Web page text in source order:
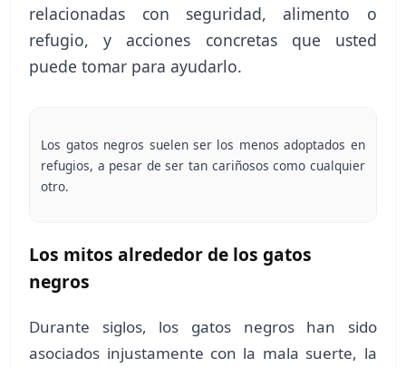
relacionadas con seguridad, alimento o
refugio, y acciones concretas que usted
puede tomar para ayudarlo.
Los gatos negros suelen ser los menos adoptados en
refugios, a pesar de ser tan cariñosos como cualquier
otro.
Los mitos alrededor de los gatos
negros
Durante siglos, los gatos negros han sido
asociados injustamente con la mala suerte, la